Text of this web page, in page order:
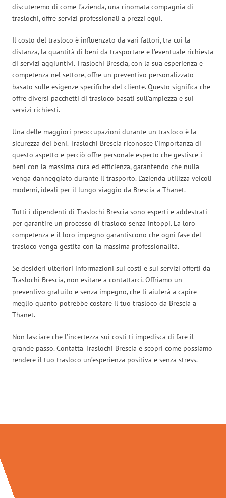
discuteremo di come l’azienda, una rinomata compagnia di
traslochi, offre servizi professionali a prezzi equi.
Il costo del trasloco è influenzato da vari fattori, tra cui la
distanza, la quantità di beni da trasportare e l’eventuale richiesta
di servizi aggiuntivi. Traslochi Brescia, con la sua esperienza e
competenza nel settore, offre un preventivo personalizzato
basato sulle esigenze specifiche del cliente. Questo significa che
offre diversi pacchetti di trasloco basati sull’ampiezza e sui
servizi richiesti.
Una delle maggiori preoccupazioni durante un trasloco è la
sicurezza dei beni. Traslochi Brescia riconosce l’importanza di
questo aspetto e perciò offre personale esperto che gestisce i
beni con la massima cura ed efficienza, garantendo che nulla
venga danneggiato durante il trasporto. L’azienda utilizza veicoli
moderni, ideali per il lungo viaggio da Brescia a Thanet.
Tutti i dipendenti di Traslochi Brescia sono esperti e addestrati
per garantire un processo di trasloco senza intoppi. La loro
competenza e il loro impegno garantiscono che ogni fase del
trasloco venga gestita con la massima professionalità.
Se desideri ulteriori informazioni sui costi e sui servizi offerti da
Traslochi Brescia, non esitare a contattarci. Offriamo un
preventivo gratuito e senza impegno, che ti aiuterà a capire
meglio quanto potrebbe costare il tuo trasloco da Brescia a
Thanet.
Non lasciare che l’incertezza sui costi ti impedisca di fare il
grande passo. Contatta Traslochi Brescia e scopri come possiamo
rendere il tuo trasloco un’esperienza positiva e senza stress.